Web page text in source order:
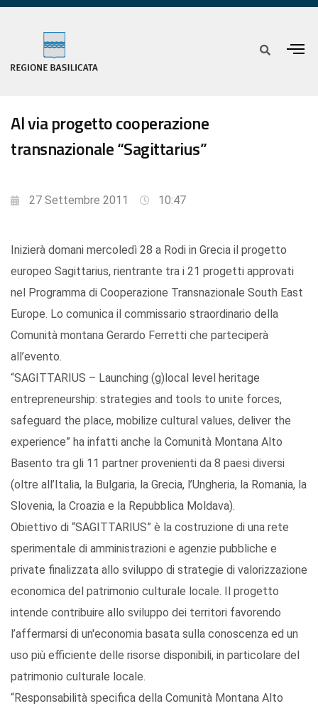
Al via progetto cooperazione
transnazionale “Sagittarius”
27 Settembre 2011 10:47
Inizierà domani mercoledì 28 a Rodi in Grecia il progetto
europeo Sagittarius, rientrante tra i 21 progetti approvati
nel Programma di Cooperazione Transnazionale South East
Europe. Lo comunica il commissario straordinario della
Comunità montana Gerardo Ferretti che parteciperà
all’evento.
“SAGITTARIUS – Launching (g)local level heritage
entrepreneurship: strategies and tools to unite forces,
safeguard the place, mobilize cultural values, deliver the
experience” ha infatti anche la Comunità Montana Alto
Basento tra gli 11 partner provenienti da 8 paesi diversi
(oltre all’Italia, la Bulgaria, la Grecia, l’Ungheria, la Romania, la
Slovenia, la Croazia e la Repubblica Moldava).
Obiettivo di “SAGITTARIUS” è la costruzione di una rete
sperimentale di amministrazioni e agenzie pubbliche e
private finalizzata allo sviluppo di strategie di valorizzazione
economica del patrimonio culturale locale. Il progetto
intende contribuire allo sviluppo dei territori favorendo
l’affermarsi di un'economia basata sulla conoscenza ed un
uso più efficiente delle risorse disponibili, in particolare del
patrimonio culturale locale.
“Responsabilità specifica della Comunità Montana Alto